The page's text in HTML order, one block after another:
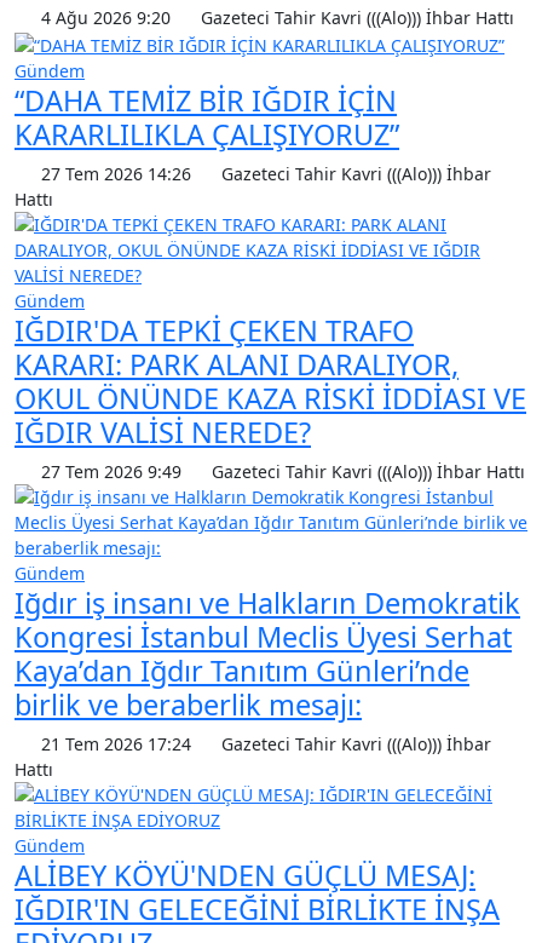
4 Ağu 2026 9:20 Gazeteci Tahir Kavri (((Alo))) İhbar Hattı
Gündem
“DAHA TEMİZ BİR IĞDIR İÇİN
KARARLILIKLA ÇALIŞIYORUZ”
27 Tem 2026 14:26
Gazeteci Tahir Kavri (((Alo))) İhbar
Hattı
Gündem
IĞDIR'DA TEPKİ ÇEKEN TRAFO
KARARI: PARK ALANI DARALIYOR,
OKUL ÖNÜNDE KAZA RİSKİ İDDİASI VE
IĞDIR VALİSİ NEREDE?
27 Tem 2026 9:49 Gazeteci Tahir Kavri (((Alo))) İhbar Hattı
Gündem
Iğdır iş insanı ve Halkların Demokratik
Kongresi İstanbul Meclis Üyesi Serhat
Kaya’dan Iğdır Tanıtım Günleri’nde
birlik ve beraberlik mesajı:
21 Tem 2026 17:24
Gazeteci Tahir Kavri (((Alo))) İhbar
Hattı
Gündem
ALİBEY KÖYÜ'NDEN GÜÇLÜ MESAJ:
IĞDIR'IN GELECEĞİNİ BİRLİKTE İNŞA